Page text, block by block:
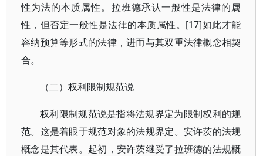
性为法的本质属性。拉班德承认一般性是法律的属
性，但否定一般性是法律的本质属性。[17]如此才能
容纳预算等形式的法律，进而与其双重法律概念相契
合。
（二）权利限制规范说
权利限制规范说是指将法规界定为限制权利的规
范。这是着眼于规范对象的法规界定。安许茨的法规
概念是其代表。起初，安许茨继受了拉班德的法规概